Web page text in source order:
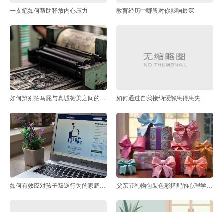
一支笔如何帮助释放内心压力 教育经历中哪段对你影响最深
如何辨别拍马屁与真诚赞美之间的区别 如何通过自我接纳缓解患得患失
如何有效应对孩子叛逆行为的家庭教育策略 父亲节礼物包装色彩搭配的心理学原理是什么